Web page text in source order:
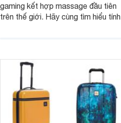
gaming kết hợp massage đầu tiên
trên thế giới. Hãy cùng tìm hiểu tính